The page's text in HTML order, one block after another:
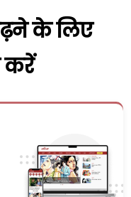
के लिए
करें